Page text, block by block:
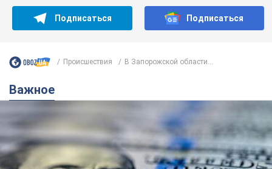
Подписаться Подписаться
Происшествия В Запорожской области...
Важное